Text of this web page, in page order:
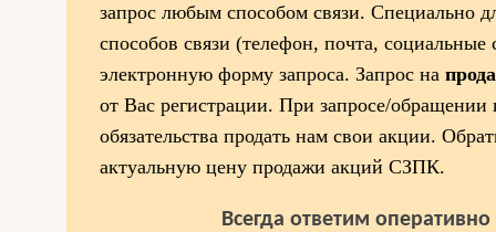
запрос любым способом связи. Специально
способов связи (телефон, почта, социальные
электронную форму запроса. Запрос на
от Вас регистрации. При запросе/обращении
обязательства продать нам свои акции.
актуальную цену продажи акций СЗПК.
Всегда ответим